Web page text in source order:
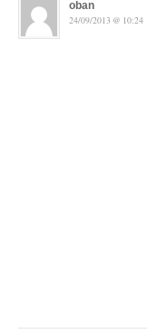
oban
24/09/2013 @ 10:24